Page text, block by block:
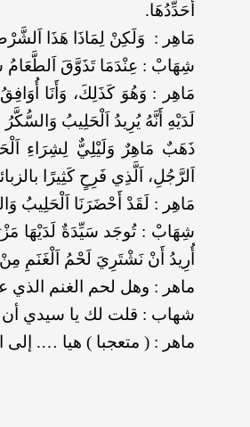
أُحَدِّدُهَا.
مَاهِر : وَلَكِنْ لِمَاذَا هَذَا
شِهَابْ : عِنْدَمَا تَذَوَّقَ
مَاهِر : وَهُوَ كَذَلِكَ، وَأَنَا
لَدَيْهِ أَنَّهُ يُرِيدُ اَلْحَلِيبُ
ذَهَبٌ مَاهِرٌ وَلَيْلِيٌّ لِشِرَاءِ
اَلرَّجُلِ، اَلَّذِي فَرِحٍ كَثِيرًا
مَاهِر : لَقَدْ أَحْضَرَنَا اَلْحَلِيبُ
شِهَابْ : تُوجَد سَيِّدَةٌ لَدَيْهَا
أُرِيدُ أَنْ نَشْتَرِيَ لَحْمُ اَلْغَنَمِ
ماهر : وهل لحم الغنم الذي
شهاب : قلت لك يا سيدي أن
ماهر : ( متعجبا ) هيا …. إلى